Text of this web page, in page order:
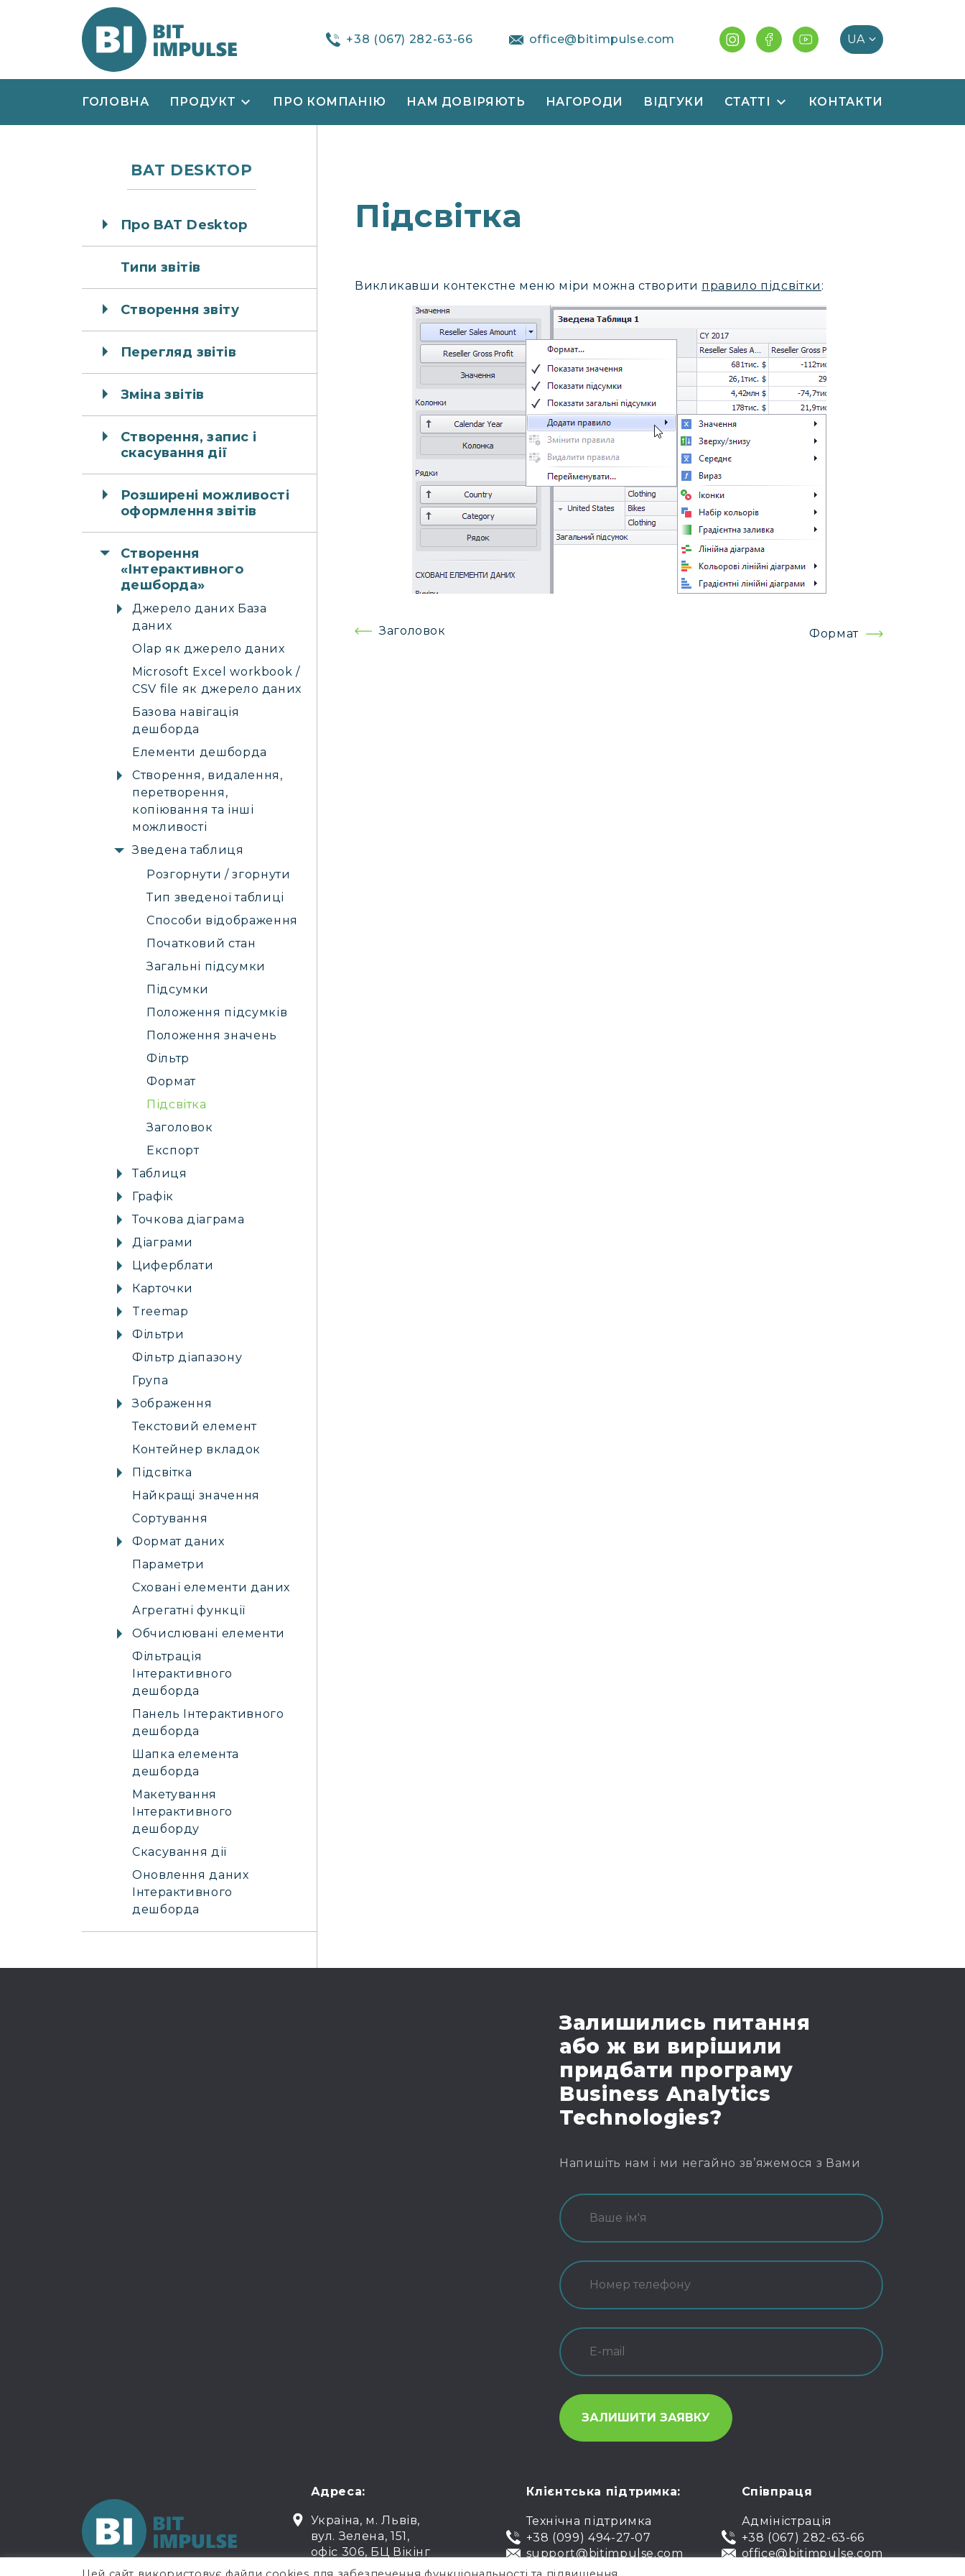
+38 (067) 282-63-66 office@bitimpulse.com
ГОЛОВНА ПРОДУКТ ПРО КОМПАНІЮ НАМ ДОВІРЯЮТЬ НАГОРОДИ ВІДГУКИ СТАТТІ КОНТАКТИ
Підсвітка
Викликавши контекстне меню міри можна створити правило підсвітки :
Навігація
Заголовок Формат
BAT DESKTOP
Про BAT Desktop
Типи звітів
Створення звіту
Перегляд звітів
Зміна звітів
Створення, запис і
скасування дії
Розширені можливості
оформлення звітів
Створення
«Інтерактивного
дешборда»
Джерело даних База
даних
Olap як джерело даних
Microsoft Excel workbook /
CSV file як джерело даних
Базова навігація
дешборда
Елементи дешборда
Створення, видалення,
перетворення,
копіювання та інші
можливості
Зведена таблиця
Розгорнути / згорнути
Тип зведеної таблиці
Способи відображення
Початковий стан
Загальні підсумки
Підсумки
Положення підсумків
Положення значень
Фільтр
Формат
Підсвітка
Заголовок
Експорт
Таблиця
Графік
Точкова діаграма
Діаграми
Циферблати
Карточки
Treemap
Фільтри
Фільтр діапазону
Група
Зображення
Текстовий елемент
Контейнер вкладок
Підсвітка
Найкращі значення
Сортування
Формат даних
Параметри
Сховані елементи даних
Агрегатні функції
Обчислювані елементи
Фільтрація
Інтерактивного
дешборда
Панель Інтерактивного
дешборда
Шапка елемента
дешборда
Макетування
Інтерактивного
дешборду
Скасування дії
Оновлення даних
Інтерактивного
дешборда
Залишились питання
або ж ви вирішили
придбати програму
Business Analytics
Technologies?
Напишіть нам і ми негайно зв’яжемося з Вами
Адреса:
Україна, м. Львів,
вул. Зелена, 151,
офіс 306, БЦ Вікінг
Клієнтська підтримка:
Технічна підтримка
+38 (099) 494-27-07
support@bitimpulse.com
Співпраця
Адміністрація
+38 (067) 282-63-66
office@bitimpulse.com